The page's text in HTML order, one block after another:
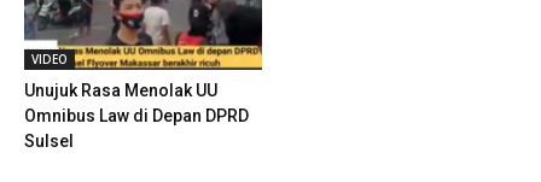
VIDEO
Unujuk Rasa Menolak UU
Omnibus Law di Depan DPRD
Sulsel